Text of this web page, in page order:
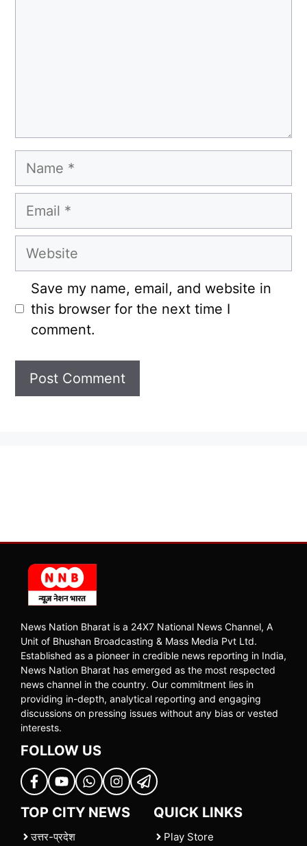
Name
Email
Website
Save my name, email, and website in
this browser for the next time I
comment.
News Nation Bharat is a 24X7 National News Channel, A
Unit of Bhushan Broadcasting & Mass Media Pvt Ltd.
Established as a pioneer in credible news reporting in India,
News Nation Bharat has emerged as the most respected
news channel in the country. Our commitment lies in
providing in-depth, analytical reporting and engaging
discussions on pressing issues without any bias or vested
interests.
FOLLOW US
TOP CITY NEWS
उत्तर-प्रदेश
QUICK LINKS
Play Store